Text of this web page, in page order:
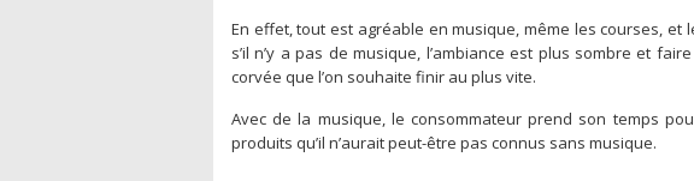
En effet, tout est agréable en musique, même les courses, et
s’il n’y a pas de musique, l’ambiance est plus sombre et
corvée que l’on souhaite finir au plus vite.
Avec de la musique, le consommateur prend son temps
produits qu’il n’aurait peut-être pas connus sans musique.